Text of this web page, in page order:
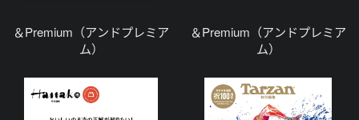
＆Premium（アンドプレミア
ム）
＆Premium（アンドプレミア
ム）